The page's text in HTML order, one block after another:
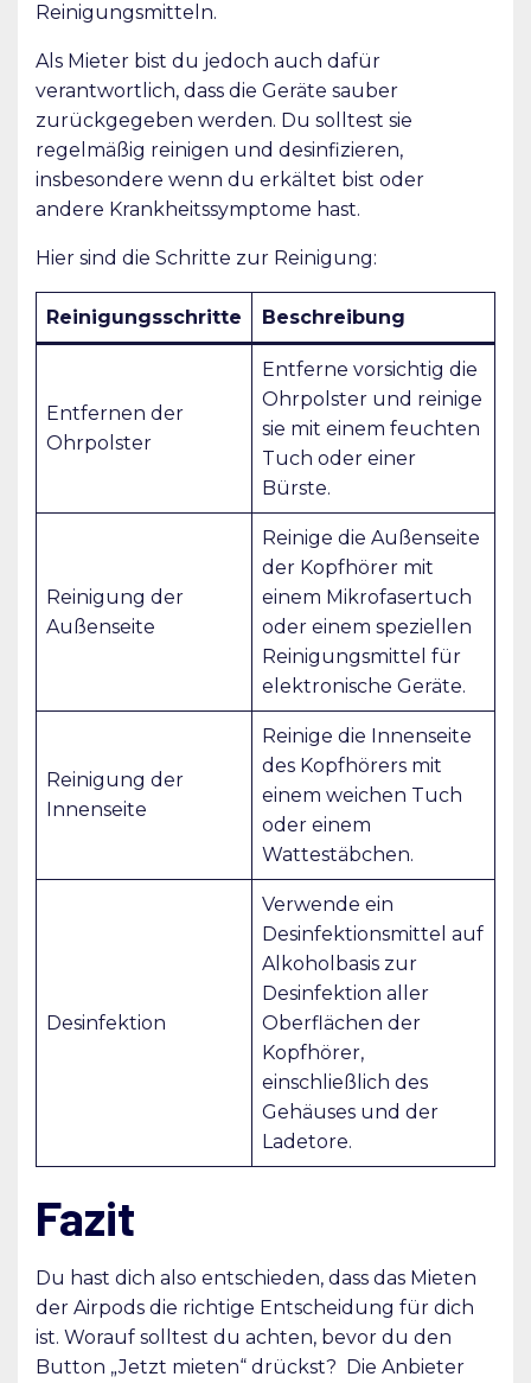
Reinigungsmitteln.
Als Mieter bist du jedoch auch dafür
verantwortlich, dass die Geräte sauber
zurückgegeben werden. Du solltest sie
regelmäßig reinigen und desinfizieren,
insbesondere wenn du erkältet bist oder
andere Krankheitssymptome hast.
Hier sind die Schritte zur Reinigung:
Reinigungsschritte Beschreibung
Entfernen der
Ohrpolster
Entferne vorsichtig die
Ohrpolster und reinige
sie mit einem feuchten
Tuch oder einer
Bürste.
Reinigung der
Außenseite
Reinige die Außenseite
der Kopfhörer mit
einem Mikrofasertuch
oder einem speziellen
Reinigungsmittel für
elektronische Geräte.
Reinigung der
Innenseite
Reinige die Innenseite
des Kopfhörers mit
einem weichen Tuch
oder einem
Wattestäbchen.
Desinfektion
Verwende ein
Desinfektionsmittel auf
Alkoholbasis zur
Desinfektion aller
Oberflächen der
Kopfhörer,
einschließlich des
Gehäuses und der
Ladetore.
Fazit
Du hast dich also entschieden, dass das Mieten
der Airpods die richtige Entscheidung für dich
ist. Worauf solltest du achten, bevor du den
Button „Jetzt mieten“ drückst? Die Anbieter